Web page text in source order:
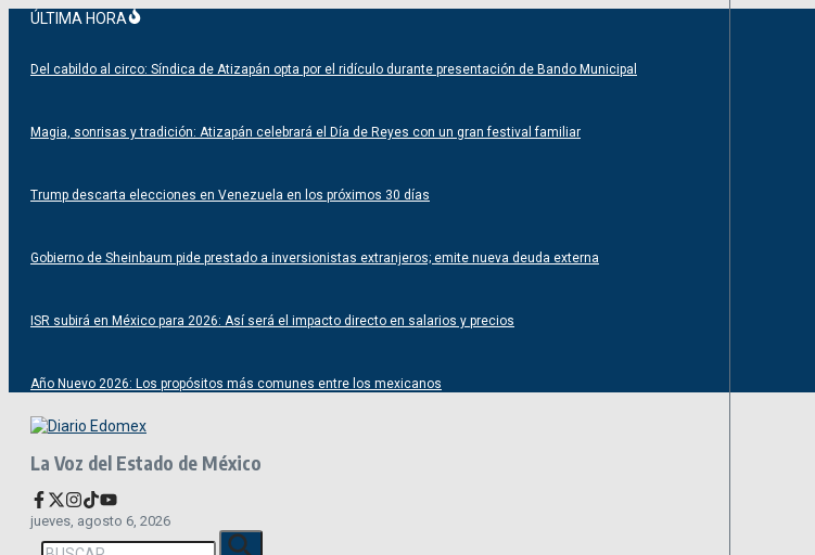
SaltarÚLTIMA HORA
Del cabildo al circo: Síndica de Atizapán opta por el ridículo durante presentación de Bando Municipal
Magia, sonrisas y tradición: Atizapán celebrará el Día de Reyes con un gran festival familiar
Trump descarta elecciones en Venezuela en los próximos 30 días
Gobierno de Sheinbaum pide prestado a inversionistas extranjeros; emite nueva deuda externa
ISR subirá en México para 2026: Así será el impacto directo en salarios y precios
Año Nuevo 2026: Los propósitos más comunes entre los mexicanos
La Voz del Estado de México
jueves, agosto 6, 2026
Buscar: